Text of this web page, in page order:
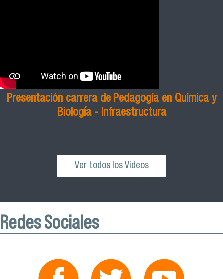
Presentación carrera de Pedagogía en Química y
Biología - Infraestructura
Ver todos los Videos
Redes Sociales